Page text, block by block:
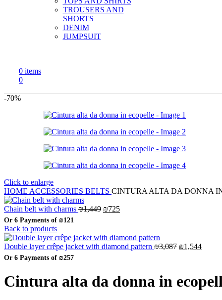
TROUSERS AND
SHORTS
DENIM
JUMPSUIT
0 items
0
-70%
Click to enlarge
HOME ACCESSORIES BELTS CINTURA ALTA DA DONNA
Chain belt with charms ₪1,449 Original
₪1,449.
₪725Current
₪725.
Or 6 Payments of ₪121
Back to products
Double layer crêpe jacket with diamond pattern ₪3,087 Original
₪1,544Current
Or 6 Payments of ₪257
Cintura alta da donna in